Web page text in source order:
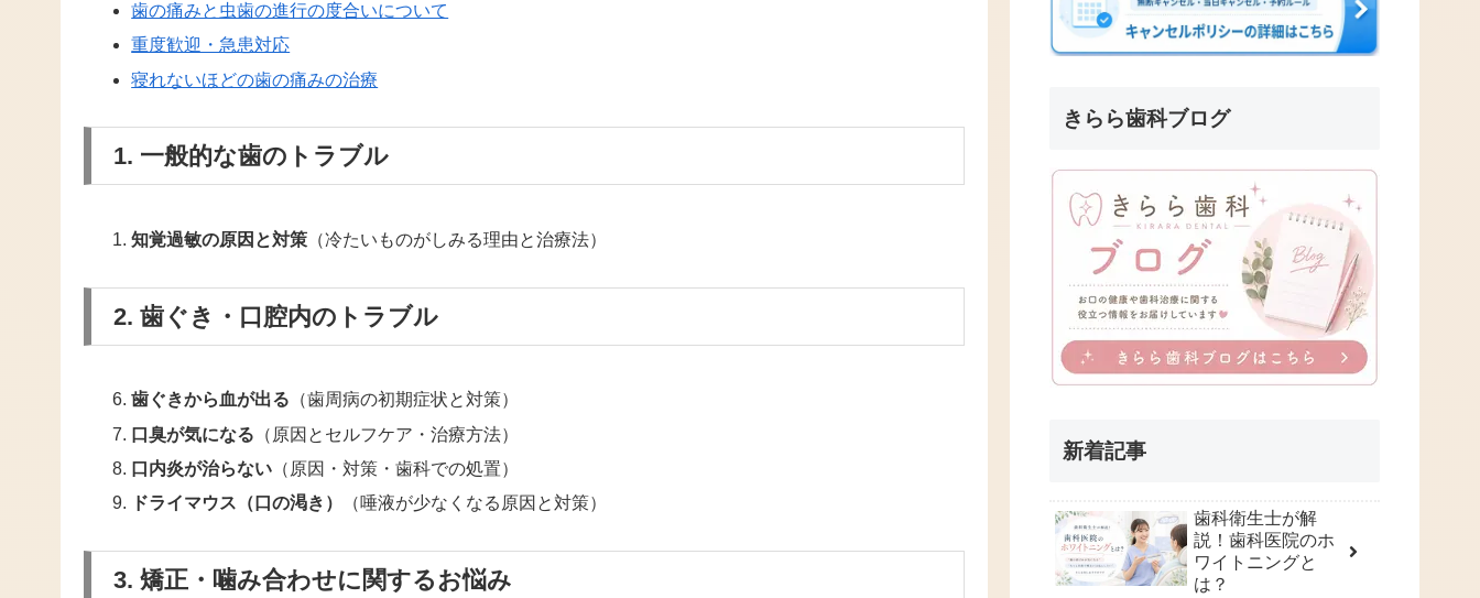
歯の痛みと虫歯の進行の度合いについて
重度歓迎・急患対応
寝れないほどの歯の痛みの治療
1. 一般的な歯のトラブル
知覚過敏の原因と対策 （冷たいものがしみる理由と治療法）
2. 歯ぐき・口腔内のトラブル
歯ぐきから血が出る （歯周病の初期症状と対策）
口臭が気になる （原因とセルフケア・治療方法）
口内炎が治らない （原因・対策・歯科での処置）
ドライマウス（口の渇き）
（唾液が少なくなる原因と対策）
3. 矯正・噛み合わせに関するお悩み
きらら歯科ブログ
新着記事
歯科衛生士が解
説！歯科医院のホ
ワイトニングと
は？